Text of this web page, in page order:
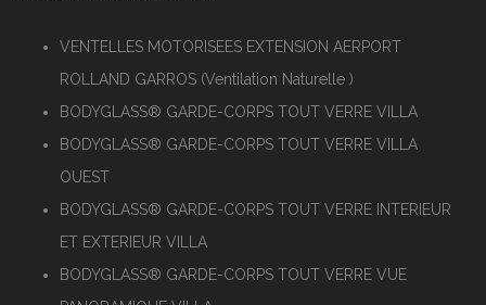
VENTELLES MOTORISEES EXTENSION AERPORT
ROLLAND GARROS (Ventilation Naturelle )
BODYGLASS® GARDE-CORPS TOUT VERRE VILLA
BODYGLASS® GARDE-CORPS TOUT VERRE VILLA
OUEST
BODYGLASS® GARDE-CORPS TOUT VERRE INTERIEUR
ET EXTERIEUR VILLA
BODYGLASS® GARDE-CORPS TOUT VERRE VUE